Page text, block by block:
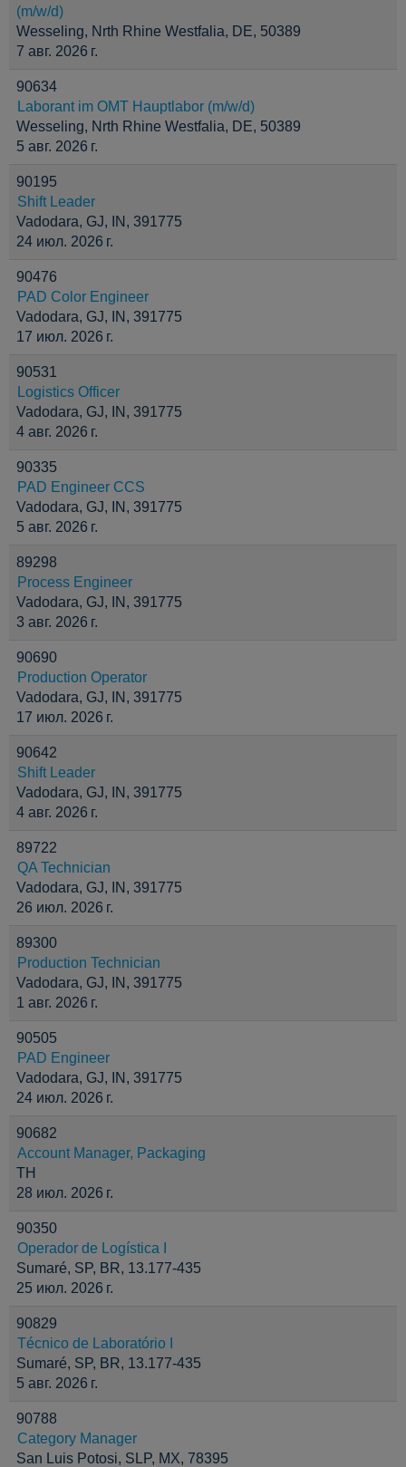
(m/w/d)
Wesseling, Nrth Rhine Westfalia, DE, 50389
7 авг. 2026 г.
90634
Laborant im OMT Hauptlabor (m/w/d)
Wesseling, Nrth Rhine Westfalia, DE, 50389
5 авг. 2026 г.
90195
Shift Leader
Vadodara, GJ, IN, 391775
24 июл. 2026 г.
90476
PAD Color Engineer
Vadodara, GJ, IN, 391775
17 июл. 2026 г.
90531
Logistics Officer
Vadodara, GJ, IN, 391775
4 авг. 2026 г.
90335
PAD Engineer CCS
Vadodara, GJ, IN, 391775
5 авг. 2026 г.
89298
Process Engineer
Vadodara, GJ, IN, 391775
3 авг. 2026 г.
90690
Production Operator
Vadodara, GJ, IN, 391775
17 июл. 2026 г.
90642
Shift Leader
Vadodara, GJ, IN, 391775
4 авг. 2026 г.
89722
QA Technician
Vadodara, GJ, IN, 391775
26 июл. 2026 г.
89300
Production Technician
Vadodara, GJ, IN, 391775
1 авг. 2026 г.
90505
PAD Engineer
Vadodara, GJ, IN, 391775
24 июл. 2026 г.
90682
Account Manager, Packaging
TH
28 июл. 2026 г.
90350
Operador de Logística I
Sumaré, SP, BR, 13.177-435
25 июл. 2026 г.
90829
Técnico de Laboratório I
Sumaré, SP, BR, 13.177-435
5 авг. 2026 г.
90788
Category Manager
San Luis Potosi, SLP, MX, 78395